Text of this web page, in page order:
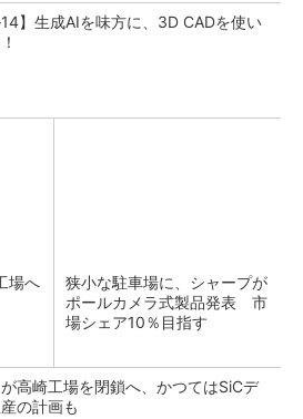
14】生成AIを味方に、3D CADを使い
場へ
狭小な駐車場に、シャープが
ポールカメラ式製品発表 市
場シェア10％目指す
高崎工場を閉鎖へ、かつてはSiCデ
の計画も